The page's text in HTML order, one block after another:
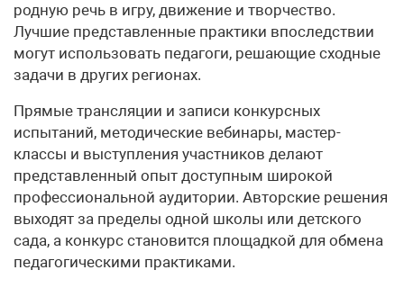
родную речь в игру, движение и творчество.
Лучшие представленные практики впоследствии
могут использовать педагоги, решающие сходные
задачи в других регионах.
Прямые трансляции и записи конкурсных
испытаний, методические вебинары, мастер-
классы и выступления участников делают
представленный опыт доступным широкой
профессиональной аудитории. Авторские решения
выходят за пределы одной школы или детского
сада, а конкурс становится площадкой для обмена
педагогическими практиками.